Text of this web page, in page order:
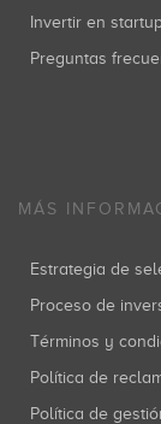
Invertir en
Preguntas
MÁS
Estrategia de
Proceso de
Términos y
Política de
Política de